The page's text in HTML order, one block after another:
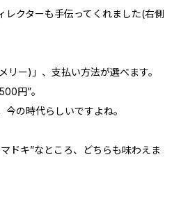
レクターも手伝ってくれました(右側
リー)」、支払い方法が選べます。
円”。
の時代らしいですよね。
ドキ”なところ、どちらも味わえま